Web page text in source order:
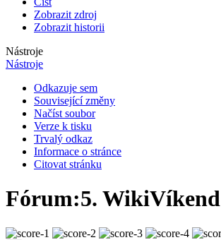
Zobrazit zdroj
Zobrazit historii
Nástroje
Nástroje
Odkazuje sem
Související změny
Načíst soubor
Verze k tisku
Trvalý odkaz
Informace o stránce
Citovat stránku
Fórum:5. WikiVíkend